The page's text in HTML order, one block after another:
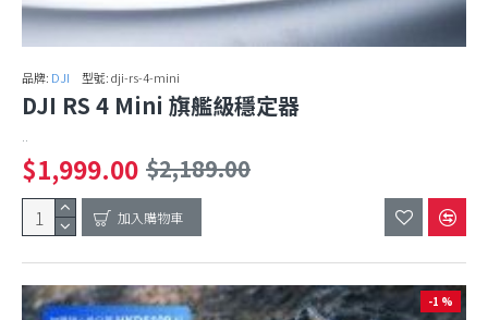
品牌: DJI 型號:dji-rs-4-mini
DJI RS 4 Mini 旗艦級穩定器
..
$1,999.00 $2,189.00
加入購物車
-1 %